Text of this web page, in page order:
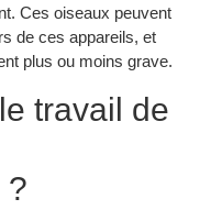
Ces oiseaux peuvent
de ces appareils, et
plus ou moins grave.
travail de
?